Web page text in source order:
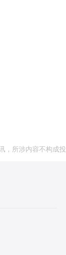
，所涉内容不构